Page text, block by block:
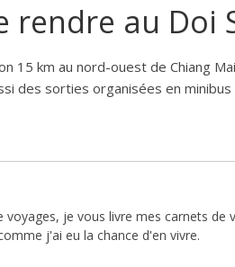
rendre au Doi
15 km au nord-ouest de Chiang
des sorties organisées en minibus
voyages, je vous livre mes carnets
j'ai eu la chance d'en vivre.